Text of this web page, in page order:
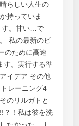
らしい人生の
持っていま
す。甘い…で
私の最新のビ
のために高速
す。実行する準
イデア その他
レーニング4
のリルガトと
？！私は彼を洗
たかった。 し